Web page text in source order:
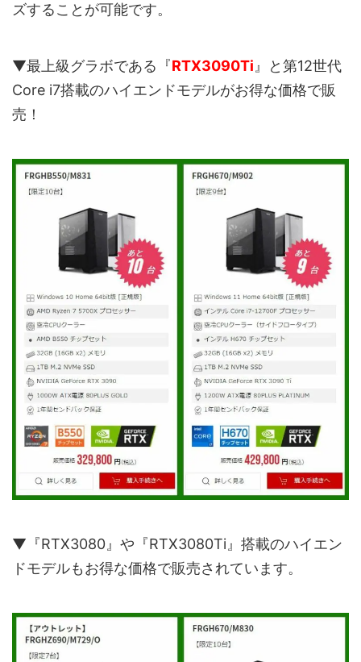
ズすることが可能です。
▼最上級グラボである『RTX3090Ti 』と第12世代
Core i7搭載のハイエンドモデルがお得な価格で販
売！
▼『RTX3080』や『RTX3080Ti』搭載のハイエン
ドモデルもお得な価格で販売されています。